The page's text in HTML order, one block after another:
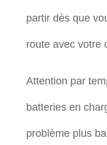
partir dès que
route avec votre
Attention par
batteries en
problème plus